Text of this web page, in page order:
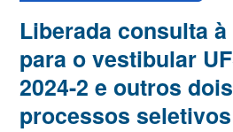
Liberada consulta
para o vestibular
2024-2 e outros dois
processos seletivos